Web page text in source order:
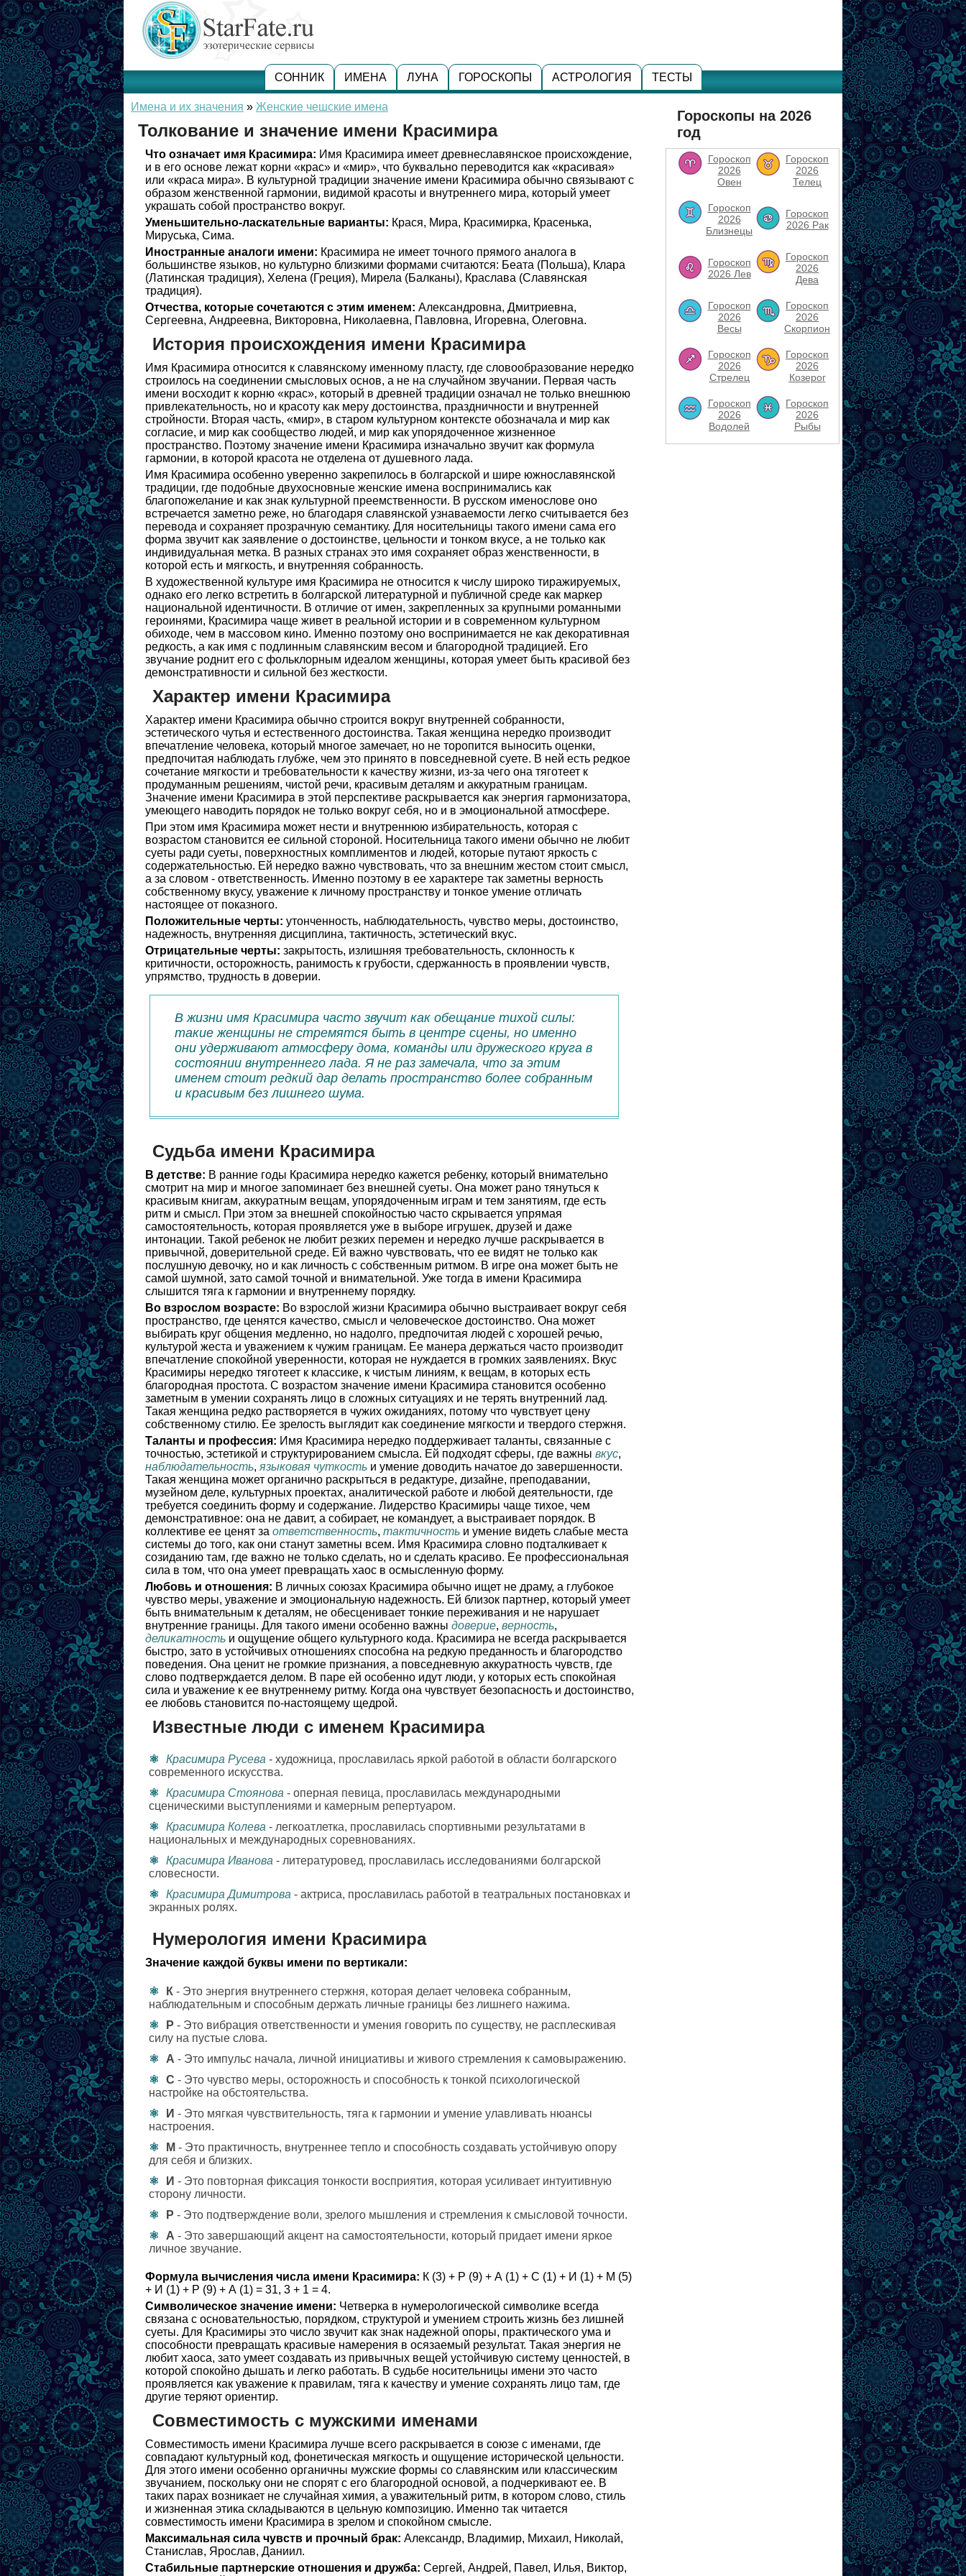
СОННИК ИМЕНА ЛУНА ГОРОСКОПЫ АСТРОЛОГИЯ ТЕСТЫ
Имена и их значения » Женские чешские имена
Толкование и значение имени Красимира
Что означает имя Красимира: Имя Красимира имеет древнеславянское происхождение,
и в его основе лежат корни «крас» и «мир», что буквально переводится как «красивая»
или «краса мира». В культурной традиции значение имени Красимира обычно связывают с
образом женственной гармонии, видимой красоты и внутреннего мира, который умеет
украшать собой пространство вокруг.
Уменьшительно-ласкательные варианты: Крася, Мира, Красимирка, Красенька,
Мируська, Сима.
Иностранные аналоги имени: Красимира не имеет точного прямого аналога в
большинстве языков, но культурно близкими формами считаются: Беата (Польша), Клара
(Латинская традиция), Хелена (Греция), Мирела (Балканы), Краслава (Славянская
традиция).
Отчества, которые сочетаются с этим именем: Александровна, Дмитриевна,
Сергеевна, Андреевна, Викторовна, Николаевна, Павловна, Игоревна, Олеговна.
История происхождения имени Красимира
Имя Красимира относится к славянскому именному пласту, где словообразование нередко
строилось на соединении смысловых основ, а не на случайном звучании. Первая часть
имени восходит к корню «крас», который в древней традиции означал не только внешнюю
привлекательность, но и красоту как меру достоинства, праздничности и внутренней
стройности. Вторая часть, «мир», в старом культурном контексте обозначала и мир как
согласие, и мир как сообщество людей, и мир как упорядоченное жизненное
пространство. Поэтому значение имени Красимира изначально звучит как формула
гармонии, в которой красота не отделена от душевного лада.
Имя Красимира особенно уверенно закрепилось в болгарской и шире южнославянской
традиции, где подобные двухосновные женские имена воспринимались как
благопожелание и как знак культурной преемственности. В русском именослове оно
встречается заметно реже, но благодаря славянской узнаваемости легко считывается без
перевода и сохраняет прозрачную семантику. Для носительницы такого имени сама его
форма звучит как заявление о достоинстве, цельности и тонком вкусе, а не только как
индивидуальная метка. В разных странах это имя сохраняет образ женственности, в
которой есть и мягкость, и внутренняя собранность.
В художественной культуре имя Красимира не относится к числу широко тиражируемых,
однако его легко встретить в болгарской литературной и публичной среде как маркер
национальной идентичности. В отличие от имен, закрепленных за крупными романными
героинями, Красимира чаще живет в реальной истории и в современном культурном
обиходе, чем в массовом кино. Именно поэтому оно воспринимается не как декоративная
редкость, а как имя с подлинным славянским весом и благородной традицией. Его
звучание роднит его с фольклорным идеалом женщины, которая умеет быть красивой без
демонстративности и сильной без жесткости.
Характер имени Красимира
Характер имени Красимира обычно строится вокруг внутренней собранности,
эстетического чутья и естественного достоинства. Такая женщина нередко производит
впечатление человека, который многое замечает, но не торопится выносить оценки,
предпочитая наблюдать глубже, чем это принято в повседневной суете. В ней есть редкое
сочетание мягкости и требовательности к качеству жизни, из-за чего она тяготеет к
продуманным решениям, чистой речи, красивым деталям и аккуратным границам.
Значение имени Красимира в этой перспективе раскрывается как энергия гармонизатора,
умеющего наводить порядок не только вокруг себя, но и в эмоциональной атмосфере.
При этом имя Красимира может нести и внутреннюю избирательность, которая с
возрастом становится ее сильной стороной. Носительница такого имени обычно не любит
суеты ради суеты, поверхностных комплиментов и людей, которые путают яркость с
содержательностью. Ей нередко важно чувствовать, что за внешним жестом стоит смысл,
а за словом - ответственность. Именно поэтому в ее характере так заметны верность
собственному вкусу, уважение к личному пространству и тонкое умение отличать
настоящее от показного.
Положительные черты: утонченность, наблюдательность, чувство меры, достоинство,
надежность, внутренняя дисциплина, тактичность, эстетический вкус.
Отрицательные черты: закрытость, излишняя требовательность, склонность к
критичности, осторожность, ранимость к грубости, сдержанность в проявлении чувств,
упрямство, трудность в доверии.
В жизни имя Красимира часто звучит как обещание тихой силы:
такие женщины не стремятся быть в центре сцены, но именно
они удерживают атмосферу дома, команды или дружеского круга в
состоянии внутреннего лада. Я не раз замечала, что за этим
именем стоит редкий дар делать пространство более собранным
и красивым без лишнего шума.
Судьба имени Красимира
В детстве: В ранние годы Красимира нередко кажется ребенку, который внимательно
смотрит на мир и многое запоминает без внешней суеты. Она может рано тянуться к
красивым книгам, аккуратным вещам, упорядоченным играм и тем занятиям, где есть
ритм и смысл. При этом за внешней спокойностью часто скрывается упрямая
самостоятельность, которая проявляется уже в выборе игрушек, друзей и даже
интонации. Такой ребенок не любит резких перемен и нередко лучше раскрывается в
привычной, доверительной среде. Ей важно чувствовать, что ее видят не только как
послушную девочку, но и как личность с собственным ритмом. В игре она может быть не
самой шумной, зато самой точной и внимательной. Уже тогда в имени Красимира
слышится тяга к гармонии и внутреннему порядку.
Во взрослом возрасте: Во взрослой жизни Красимира обычно выстраивает вокруг себя
пространство, где ценятся качество, смысл и человеческое достоинство. Она может
выбирать круг общения медленно, но надолго, предпочитая людей с хорошей речью,
культурой жеста и уважением к чужим границам. Ее манера держаться часто производит
впечатление спокойной уверенности, которая не нуждается в громких заявлениях. Вкус
Красимиры нередко тяготеет к классике, к чистым линиям, к вещам, в которых есть
благородная простота. С возрастом значение имени Красимира становится особенно
заметным в умении сохранять лицо в сложных ситуациях и не терять внутренний лад.
Такая женщина редко растворяется в чужих ожиданиях, потому что чувствует цену
собственному стилю. Ее зрелость выглядит как соединение мягкости и твердого стержня.
Таланты и профессия: Имя Красимира нередко поддерживает таланты, связанные с
точностью, эстетикой и структурированием смысла. Ей подходят сферы, где важны вкус,
наблюдательность, языковая чуткость и умение доводить начатое до завершенности.
Такая женщина может органично раскрыться в редактуре, дизайне, преподавании,
музейном деле, культурных проектах, аналитической работе и любой деятельности, где
требуется соединить форму и содержание. Лидерство Красимиры чаще тихое, чем
демонстративное: она не давит, а собирает, не командует, а выстраивает порядок. В
коллективе ее ценят за ответственность, тактичность и умение видеть слабые места
системы до того, как они станут заметны всем. Имя Красимира словно подталкивает к
созиданию там, где важно не только сделать, но и сделать красиво. Ее профессиональная
сила в том, что она умеет превращать хаос в осмысленную форму.
Любовь и отношения: В личных союзах Красимира обычно ищет не драму, а глубокое
чувство меры, уважение и эмоциональную надежность. Ей близок партнер, который умеет
быть внимательным к деталям, не обесценивает тонкие переживания и не нарушает
внутренние границы. Для такого имени особенно важны доверие, верность,
деликатность и ощущение общего культурного кода. Красимира не всегда раскрывается
быстро, зато в устойчивых отношениях способна на редкую преданность и благородство
поведения. Она ценит не громкие признания, а повседневную аккуратность чувств, где
слово подтверждается делом. В паре ей особенно идут люди, у которых есть спокойная
сила и уважение к ее внутреннему ритму. Когда она чувствует безопасность и достоинство,
ее любовь становится по-настоящему щедрой.
Известные люди с именем Красимира
Красимира Русева - художница, прославилась яркой работой в области болгарского
современного искусства.
Красимира Стоянова - оперная певица, прославилась международными
сценическими выступлениями и камерным репертуаром.
Красимира Колева - легкоатлетка, прославилась спортивными результатами в
национальных и международных соревнованиях.
Красимира Иванова - литературовед, прославилась исследованиями болгарской
словесности.
Красимира Димитрова - актриса, прославилась работой в театральных постановках и
экранных ролях.
Нумерология имени Красимира
Значение каждой буквы имени по вертикали:
К - Это энергия внутреннего стержня, которая делает человека собранным,
наблюдательным и способным держать личные границы без лишнего нажима.
Р - Это вибрация ответственности и умения говорить по существу, не расплескивая
силу на пустые слова.
А - Это импульс начала, личной инициативы и живого стремления к самовыражению.
С - Это чувство меры, осторожность и способность к тонкой психологической
настройке на обстоятельства.
И - Это мягкая чувствительность, тяга к гармонии и умение улавливать нюансы
настроения.
М - Это практичность, внутреннее тепло и способность создавать устойчивую опору
для себя и близких.
И - Это повторная фиксация тонкости восприятия, которая усиливает интуитивную
сторону личности.
Р - Это подтверждение воли, зрелого мышления и стремления к смысловой точности.
А - Это завершающий акцент на самостоятельности, который придает имени яркое
личное звучание.
Формула вычисления числа имени Красимира: К (3) + Р (9) + А (1) + С (1) + И (1) + М (5)
+ И (1) + Р (9) + А (1) = 31, 3 + 1 = 4.
Символическое значение имени: Четверка в нумерологической символике всегда
связана с основательностью, порядком, структурой и умением строить жизнь без лишней
суеты. Для Красимиры это число звучит как знак надежной опоры, практического ума и
способности превращать красивые намерения в осязаемый результат. Такая энергия не
любит хаоса, зато умеет создавать из привычных вещей устойчивую систему ценностей, в
которой спокойно дышать и легко работать. В судьбе носительницы имени это часто
проявляется как уважение к правилам, тяга к качеству и умение сохранять лицо там, где
другие теряют ориентир.
Совместимость с мужскими именами
Совместимость имени Красимира лучше всего раскрывается в союзе с именами, где
совпадают культурный код, фонетическая мягкость и ощущение исторической цельности.
Для этого имени особенно органичны мужские формы со славянским или классическим
звучанием, поскольку они не спорят с его благородной основой, а подчеркивают ее. В
таких парах возникает не случайная химия, а уважительный ритм, в котором слово, стиль
и жизненная этика складываются в цельную композицию. Именно так читается
совместимость имени Красимира в зрелом и спокойном смысле.
Максимальная сила чувств и прочный брак: Александр, Владимир, Михаил, Николай,
Станислав, Ярослав, Даниил.
Стабильные партнерские отношения и дружба: Сергей, Андрей, Павел, Илья, Виктор,
Гороскопы на 2026
год
Гороскоп
2026
Овен
Гороскоп
2026
Телец
Гороскоп
2026
Близнецы
Гороскоп
2026 Рак
Гороскоп
2026 Лев
Гороскоп
2026
Дева
Гороскоп
2026
Весы
Гороскоп
2026
Скорпион
Гороскоп
2026
Стрелец
Гороскоп
2026
Козерог
Гороскоп
2026
Водолей
Гороскоп
2026
Рыбы